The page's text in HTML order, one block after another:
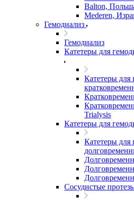
Balton,
Mederen,
Гемодиализ
Гемодиализ
Катетеры для
Катетеры для
Trialysis
Катетеры для
Катетеры для
Сосудистые